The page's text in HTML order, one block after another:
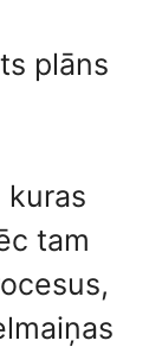
plāns
kuras
tam